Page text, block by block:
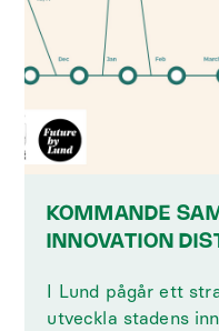
KOMMANDE
INNOVATION
I Lund pågår ett
utveckla stadens